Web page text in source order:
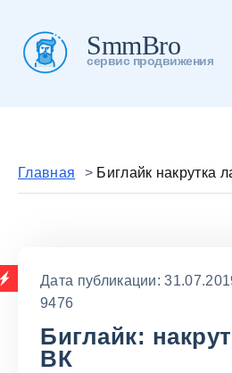
SmmBro
сервис продвижения
Главная > Биглайк накрутка
Дата публикации:
9476
Биглайк:
ВК